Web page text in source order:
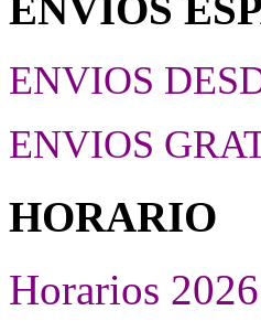
ENVIOS
ENVIOS
ENVIOS
HORARIO
Horarios